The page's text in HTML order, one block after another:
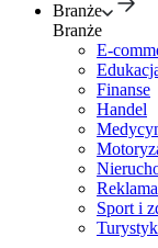
Branże
Branże
E-
Finanse
Handel
Sport i